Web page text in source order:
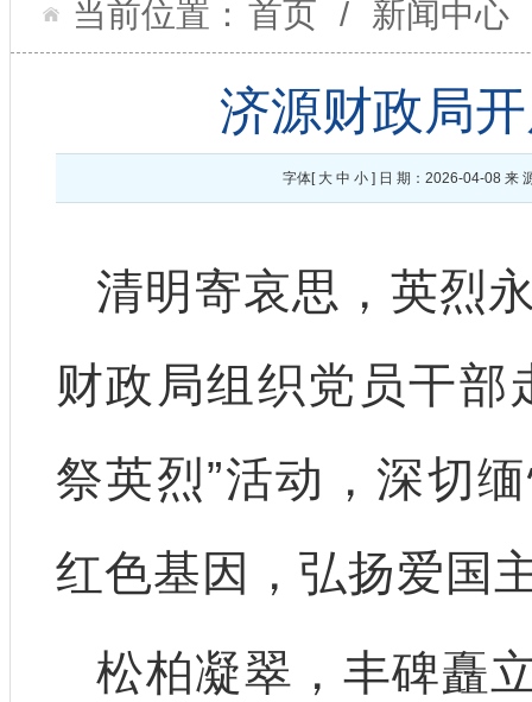
当前位置： 首页 / 新闻中心
济源财政局
字体[ 大 中 小] 日 期：2026-04-08 来
清明寄哀思，英烈
财政局组织党员干部
祭英烈”活动，深切
红色基因，弘扬爱国
松柏凝翠，丰碑矗